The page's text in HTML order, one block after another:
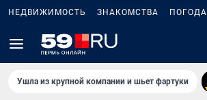
НЕДВИЖИМОСТЬ ЗНАКОМСТВА ПОГОДА
Ушла из крупной компании и шьет фартуки